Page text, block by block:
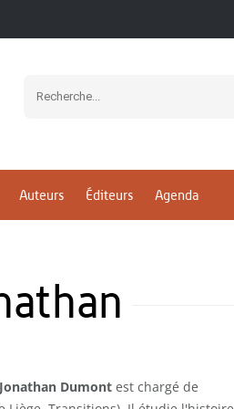
Auteurs Éditeurs Agenda
Jonathan Dumont est chargé de